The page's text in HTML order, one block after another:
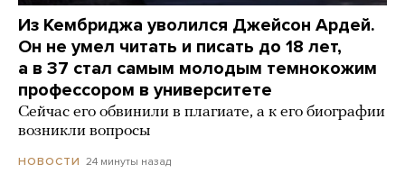
Из Кембриджа уволился Джейсон Ардей.
Он не умел читать и писать до 18 лет,
а в 37 стал самым молодым темнокожим
профессором в университете
Сейчас его обвинили в плагиате, а к его биографии
возникли вопросы
НОВОСТИ 24 минуты назад